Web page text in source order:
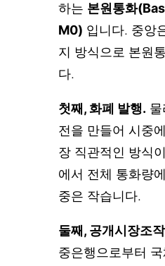
하는 본원통화
M0) 입니다. 중앙
지 방식으로 본원
다.
첫째, 화폐 발행.
전을 만들어 시중
장 직관적인 방식
에서 전체 통화량
중은 작습니다.
둘째, 공개시장조
중은행으로부터